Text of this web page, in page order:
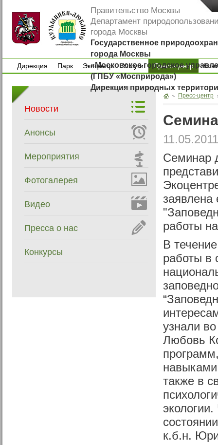
Правительство Москвы
Департамент
города Москвы
Государственное
города Москвы
«Московское городское
(ГПБУ «Мосприрода»)
Дирекция природных
Дирекция
Парк
Экоцентр
Экоцентр
Услуги
Услуги
Пресс-центр
Новости
Анонсы
Мероприятия
Фотогалерея
Видео
Пресса о нас
Конкурсы
Пресс-центр
11.05.2011
Семинар
заявлена
работы
В
работы в
узнали
Любовь
также в
к.б.н.